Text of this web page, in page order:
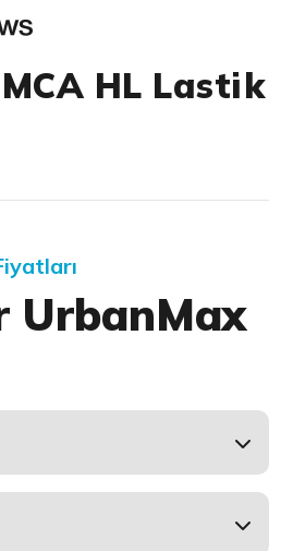
HL Lastik
UrbanMax